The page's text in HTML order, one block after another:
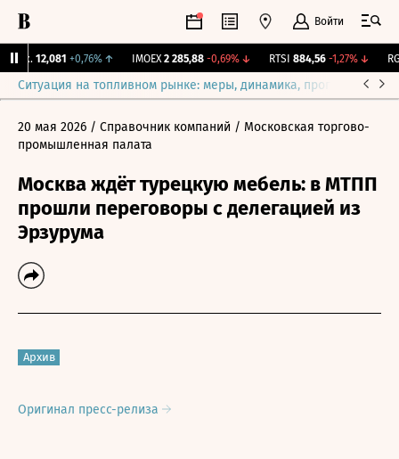
Войти
12,081 +0,76%↑ IMOEX 2 285,88 -0,69%↓ RTSI 884,56 -1,27%↓
Ситуация на топливном рынке: меры, динамика, прогнозы
20 мая 2026 / Справочник компаний / Московская торгово-
промышленная палата
Москва ждёт турецкую мебель: в МТПП
прошли переговоры с делегацией из
Эрзурума
Архив
Оригинал пресс-релиза